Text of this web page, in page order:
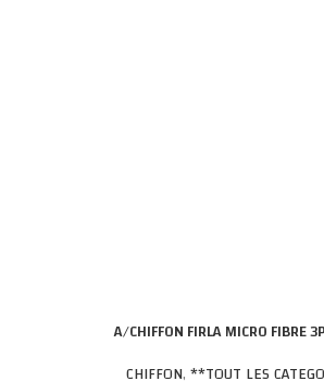
A/CHIFFON FIRLA MICRO FIBRE
CHIFFON,**TOUT LES